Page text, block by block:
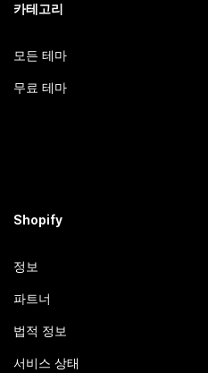
카테고리
모든 테마
무료 테마
Shopify
정보
파트너
법적 정보
서비스 상태